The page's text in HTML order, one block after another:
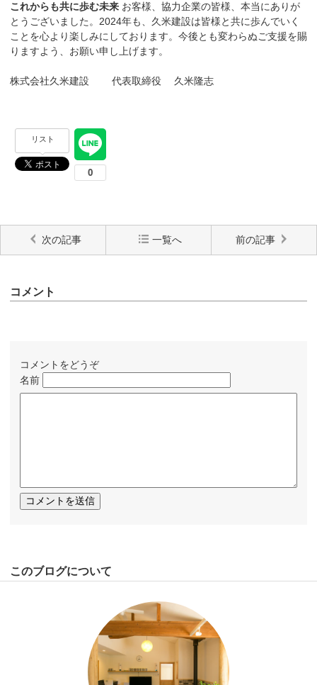
これからも共に歩む未来 お客様、協力企業の皆様、本当にありが
とうございました。2024年も、久米建設は皆様と共に歩んでいく
ことを心より楽しみにしております。今後とも変わらぬご支援を賜
りますよう、お願い申し上げます。
株式会社久米建設 代表取締役 久米隆志
リスト
次の記事 一覧へ 前の記事
コメント
コメントをどうぞ
名前
このブログについて